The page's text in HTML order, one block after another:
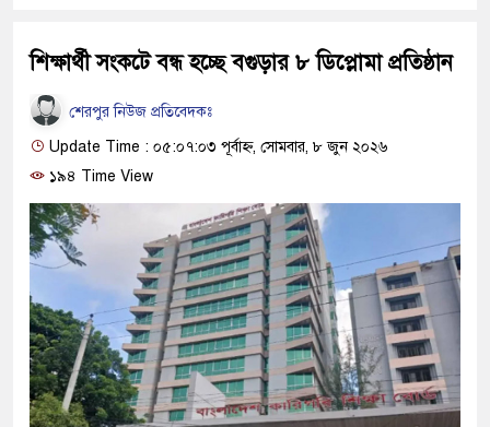
শিক্ষার্থী সংকটে বন্ধ হচ্ছে বগুড়ার ৮ ডিপ্লোমা প্রতিষ্ঠান
শেরপুর নিউজ প্রতিবেদকঃ
Update Time : ০৫:০৭:০৩ পূর্বাহ্ন, সোমবার, ৮ জুন ২০২৬
১৯৪ Time View